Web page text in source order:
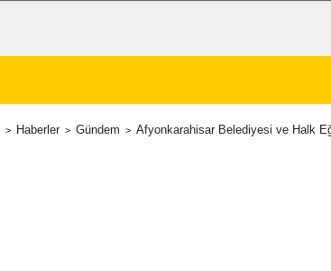
Haberler Gündem Afyonkarahisar Belediyesi ve Halk